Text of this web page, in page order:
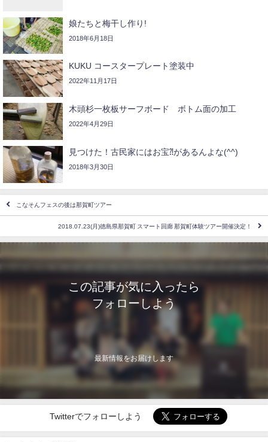
娘たちと梅干し作り!
2018年6月18日
KUKU コースタープレート塗装中
2022年11月17日
木頭杉一枚板サーフボード ボトム面の加工
2022年4月29日
見つけた！古民家にはお宝⁈があるんよな(^^)
2018年3月30日
こなそんフェスの後は那賀町ツアー
2018.07.23(月)徳島県那賀町 スマート回廊 那賀町体験ツアー開催決定！
この記事が気に入ったら
フォローしよう
最新情報をお届けします
Twitterでフォローしよう